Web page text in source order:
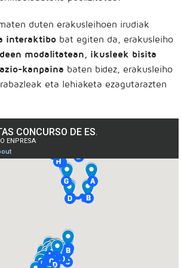
duten erakusleihoen irudiak
interaktibo bat egiten da, erakusleiho
modalitatean, ikusleek bisita
kanpaina baten bidez, erakusleiho
eta lehiaketa ezagutarazten